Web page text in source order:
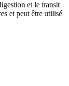
et le transit
et peut être utilisé